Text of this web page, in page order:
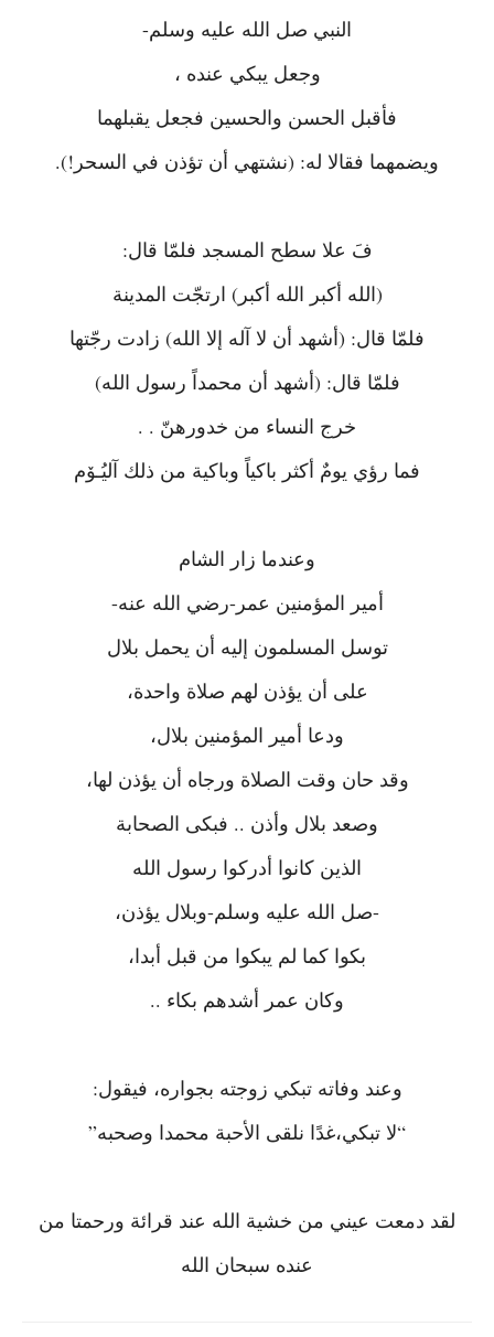
النبي صل الله عليه وسلم-
وجعل يبكي عنده ،
فأقبل الحسن والحسين فجعل يقبلهما
ويضمهما فقالا له: (نشتهي أن تؤذن في السحر!).
فَ علا سطح المسجد فلمّا قال:
(الله أكبر الله أكبر) ارتجّت المدينة
فلمّا قال: (أشهد أن لا آله إلا الله) زادت رجّتها
فلمّا قال: (أشهد أن محمداً رسول الله)
خرج النساء من خدورهنّ . .
فما رؤي يومٌ أكثر باكياً وباكية من ذلك آليُـۆم
وعندما زار الشام
أمير المؤمنين عمر-رضي الله عنه-
توسل المسلمون إليه أن يحمل بلال
على أن يؤذن لهم صلاة واحدة،
ودعا أمير المؤمنين بلال،
وقد حان وقت الصلاة ورجاه أن يؤذن لها،
وصعد بلال وأذن .. فبكى الصحابة
الذين كانوا أدركوا رسول الله
-صل الله عليه وسلم-وبلال يؤذن،
بكوا كما لم يبكوا من قبل أبدا،
وكان عمر أشدهم بكاء ..
وعند وفاته تبكي زوجته بجواره، فيقول:
“لا تبكي،غدًا نلقى الأحبة محمدا وصحبه”
لقد دمعت عيني من خشية الله عند قرائة ورحمتا من
عنده سبحان الله